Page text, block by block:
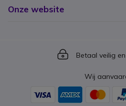
Onze website
Icon
Betaal veilig
Wij